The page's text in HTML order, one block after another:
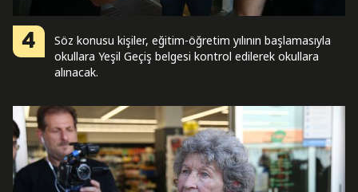
4
Söz konusu kişiler, eğitim-öğretim yılının başlamasıyla
okullara Yeşil Geçiş belgesi kontrol edilerek okullara
alınacak.